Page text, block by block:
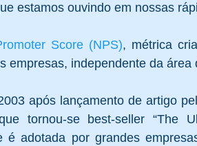
estamos ouvindo em nossas
Score (NPS), métrica
empresas, independente da área
após lançamento de artigo
tornou-se best-seller “The
é adotada por grandes